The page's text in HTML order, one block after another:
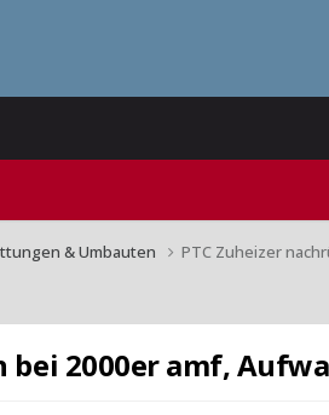
& Umbauten PTC Zuheizer
bei 2000er amf,